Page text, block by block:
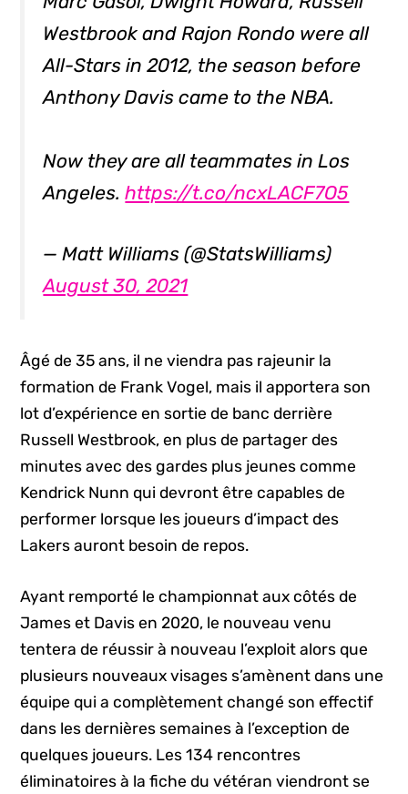
Westbrook and Rajon Rondo were all
All-Stars in 2012, the season before
Anthony Davis came to the NBA.
Now they are all teammates in Los
Angeles.https://t.co/ncxLACF7O5
— Matt Williams (@StatsWilliams)
August 30, 2021
Âgé de 35 ans, il ne viendra pas rajeunir la
formation de Frank Vogel, mais il apportera son
lot d’expérience en sortie de banc derrière
Russell Westbrook, en plus de partager des
minutes avec des gardes plus jeunes comme
Kendrick Nunn qui devront être capables de
performer lorsque les joueurs d’impact des
Lakers auront besoin de repos.
Ayant remporté le championnat aux côtés de
James et Davis en 2020, le nouveau venu
tentera de réussir à nouveau l’exploit alors que
plusieurs nouveaux visages s’amènent dans une
équipe qui a complètement changé son effectif
dans les dernières semaines à l’exception de
quelques joueurs. Les 134 rencontres
éliminatoires à la fiche du vétéran viendront se